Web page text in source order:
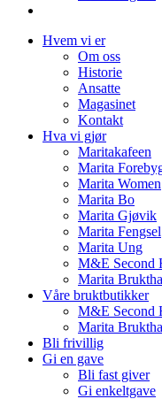
Hvem vi er
Om oss
Historie
Ansatte
Magasinet
Kontakt
Hva vi gjør
Maritakafeen
Marita
Marita Women
Marita Bo
Marita Gjøvik
Marita Fengsel
Marita Ung
M&E Second
Marita
Våre bruktbutikker
M&E Second
Marita
Bli frivillig
Gi en gave
Bli fast giver
Gi enkeltgave